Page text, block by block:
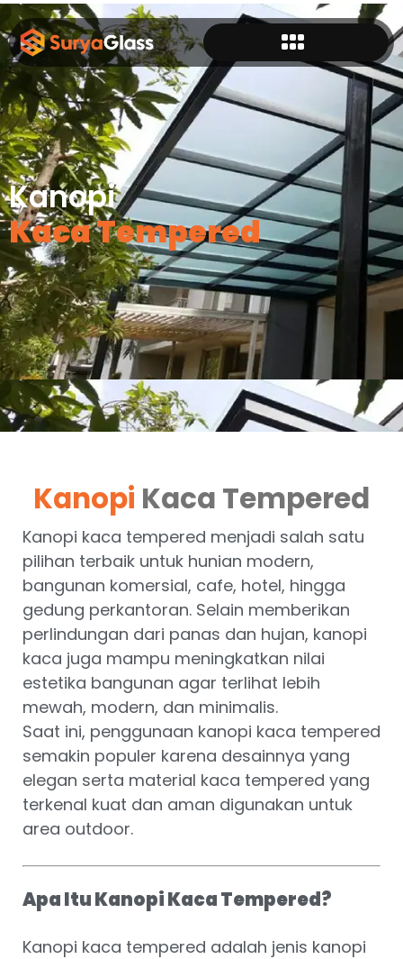
Kanopi
Kaca Tempered
Kanopi Kaca Tempered
Kanopi kaca tempered menjadi salah satu
pilihan terbaik untuk hunian modern,
bangunan komersial, cafe, hotel, hingga
gedung perkantoran. Selain memberikan
perlindungan dari panas dan hujan, kanopi
kaca juga mampu meningkatkan nilai
estetika bangunan agar terlihat lebih
mewah, modern, dan minimalis.
Saat ini, penggunaan kanopi kaca tempered
semakin populer karena desainnya yang
elegan serta material kaca tempered yang
terkenal kuat dan aman digunakan untuk
area outdoor.
Apa Itu Kanopi Kaca Tempered?
Kanopi kaca tempered adalah jenis kanopi